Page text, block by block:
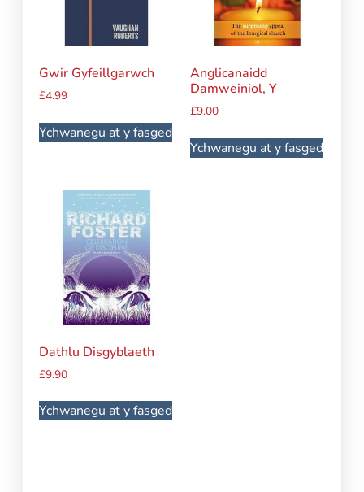
Gwir Gyfeillgarwch
£4.99
Ychwanegu at y fasged
Anglicanaidd
Damweiniol, Y
£9.00
Ychwanegu at y fasged
Dathlu Disgyblaeth
£9.90
Ychwanegu at y fasged